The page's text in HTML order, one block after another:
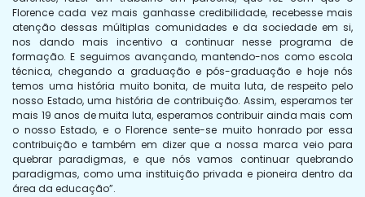
Florence cada vez mais ganhasse credibilidade, recebesse mais
atenção dessas múltiplas comunidades e da sociedade em si,
nos dando mais incentivo a continuar nesse programa de
formação. E seguimos avançando, mantendo-nos como escola
técnica, chegando a graduação e pós-graduação e hoje nós
temos uma história muito bonita, de muita luta, de respeito pelo
nosso Estado, uma história de contribuição. Assim, esperamos ter
mais 19 anos de muita luta, esperamos contribuir ainda mais com
o nosso Estado, e o Florence sente-se muito honrado por essa
contribuição e também em dizer que a nossa marca veio para
quebrar paradigmas, e que nós vamos continuar quebrando
paradigmas, como uma instituição privada e pioneira dentro da
área da educação”.